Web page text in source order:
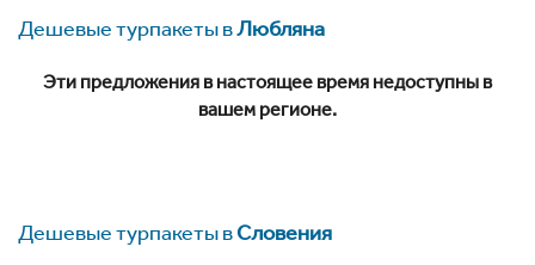
Дешевые турпакеты вЛюбляна
Эти предложения в настоящее время недоступны в
вашем регионе.
Дешевые турпакеты вСловения